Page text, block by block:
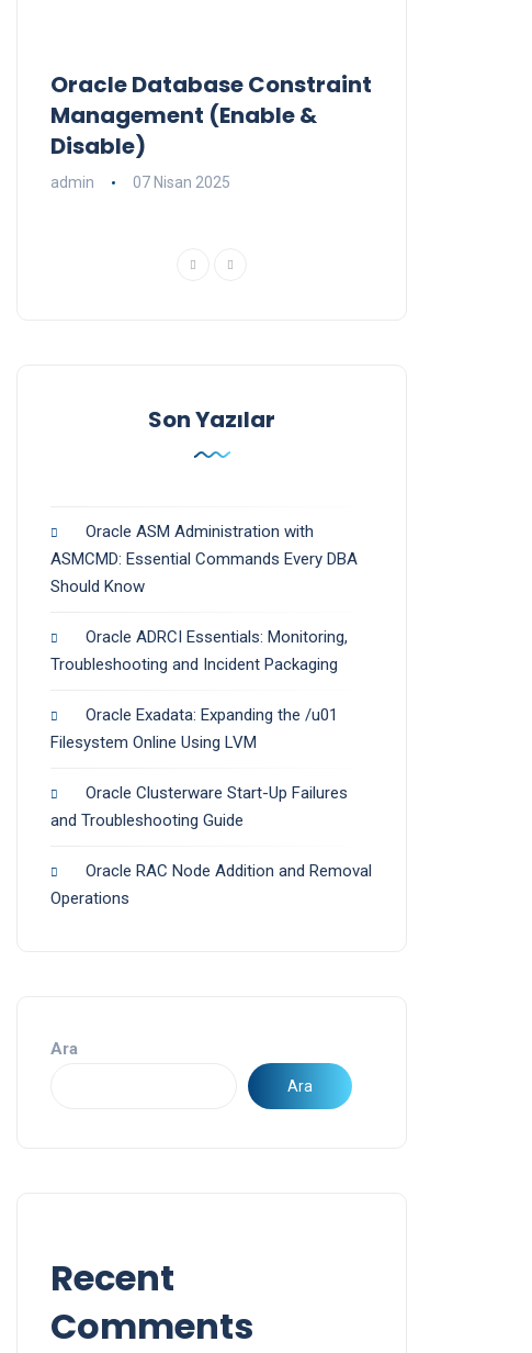
Oracle Database Constraint
Management (Enable &
Disable)
admin 07 Nisan 2025
Son Yazılar
Oracle ASM Administration with
ASMCMD: Essential Commands Every DBA
Should Know
Oracle ADRCI Essentials: Monitoring,
Troubleshooting and Incident Packaging
Oracle Exadata: Expanding the /u01
Filesystem Online Using LVM
Oracle Clusterware Start-Up Failures
and Troubleshooting Guide
Oracle RAC Node Addition and Removal
Operations
Ara
Ara
Recent
Comments